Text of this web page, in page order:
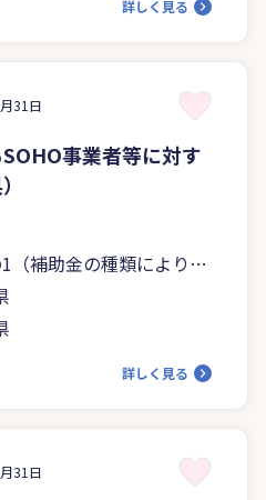
詳しく見る
31日
事業者等に対す
（補助金の種類により異
詳しく見る
31日